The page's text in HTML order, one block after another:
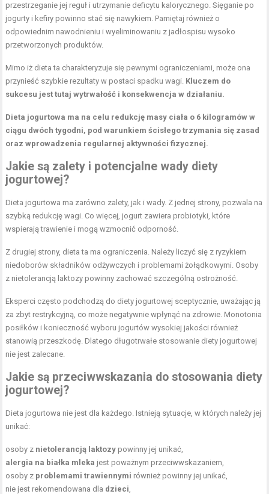
przestrzeganie jej reguł i utrzymanie deficytu kalorycznego. Sięganie po
jogurty i kefiry powinno stać się nawykiem. Pamiętaj również o
odpowiednim nawodnieniu i wyeliminowaniu z jadłospisu wysoko
przetworzonych produktów.
Mimo iż dieta ta charakteryzuje się pewnymi ograniczeniami, może ona
przynieść szybkie rezultaty w postaci spadku wagi. Kluczem do
sukcesu jest tutaj wytrwałość i konsekwencja w działaniu.
Dieta jogurtowa ma na celu redukcję masy ciała o 6 kilogramów w
ciągu dwóch tygodni, pod warunkiem ścisłego trzymania się zasad
oraz wprowadzenia regularnej aktywności fizycznej.
Jakie są zalety i potencjalne wady diety
jogurtowej?
Dieta jogurtowa ma zarówno zalety, jak i wady. Z jednej strony, pozwala na
szybką redukcję wagi. Co więcej, jogurt zawiera probiotyki, które
wspierają trawienie i mogą wzmocnić odporność.
Z drugiej strony, dieta ta ma ograniczenia. Należy liczyć się z ryzykiem
niedoborów składników odżywczych i problemami żołądkowymi. Osoby
z nietolerancją laktozy powinny zachować szczególną ostrożność.
Eksperci często podchodzą do diety jogurtowej sceptycznie, uważając ją
za zbyt restrykcyjną, co może negatywnie wpłynąć na zdrowie. Monotonia
posiłków i konieczność wyboru jogurtów wysokiej jakości również
stanowią przeszkodę. Dlatego długotrwałe stosowanie diety jogurtowej
nie jest zalecane.
Jakie są przeciwwskazania do stosowania diety
jogurtowej?
Dieta jogurtowa nie jest dla każdego. Istnieją sytuacje, w których należy jej
unikać:
osoby z nietolerancją laktozy powinny jej unikać,
alergia na białka mleka jest poważnym przeciwwskazaniem,
osoby z problemami trawiennymi również powinny jej unikać,
nie jest rekomendowana dla dzieci,